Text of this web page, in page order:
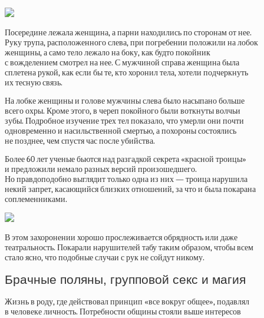
Посередине лежала женщина, а парни находились по сторонам от нее.
Руку трупа, расположенного слева, при погребении положили на лобок
женщины, а само тело лежало на боку, как будто покойник
с вожделением смотрел на нее. С мужчиной справа женщина была
сплетена рукой, как если бы те, кто хоронил тела, хотели подчеркнуть
их тесную связь.
На лобке женщины и голове мужчины слева было насыпано больше
всего охры. Кроме этого, в череп покойного были воткнуты волчьи
зубы. Подробное изучение трех тел показало, что умерли они почти
одновременно и насильственной смертью, а похороны состоялись
не позднее, чем спустя час после убийства.
Более 60 лет ученые бьются над разгадкой секрета «красной троицы»
и предложили немало разных версий произошедшего.
Но правдоподобно выглядит только одна из них — троица нарушила
некий запрет, касающийся близких отношений, за что и была покарана
соплеменниками.
В этом захоронении хорошо прослеживается обрядность или даже
театральность. Покарали нарушителей табу таким образом, чтобы всем
стало ясно, что подобные случаи с рук не сойдут никому.
Брачные поляны, групповой секс и магия
Жизнь в роду, где действовал принцип «все вокруг общее», подавлял
в человеке личность. Потребности общины стояли выше интересов